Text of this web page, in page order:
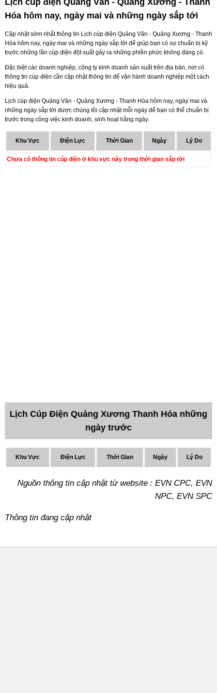
Lịch cúp điện Quảng Văn - Quảng Xương - Thanh
Hóa hôm nay, ngày mai và những ngày sắp tới
Cập nhật sớm nhất thông tin Lịch cúp điện Quảng Văn - Quảng Xương - Thanh
Hóa hôm nay, ngày mai và những ngày sắp tới để giúp bạn có sự chuẩn bị kỹ
trước những lần cúp điện đột xuất gây ra những phiền phức không đáng có.
Đặc biệt các doanh nghiệp, công ty kinh doanh sản xuất trên địa bàn, nơi có
thông tin cúp điện cần cập nhật thông tin để vận hành doanh nghiệp một cách
hiệu quả.
Lịch cúp điện Quảng Văn - Quảng Xương - Thanh Hóa hôm nay, ngày mai và
những ngày sắp tới được chúng tôi cập nhật mỗi ngày để bạn có thể chuẩn bị
trước trong công việc kinh doanh, sinh hoạt hằng ngày.
Khu Vực Điện Lực Thời Gian Ngày Lý Do
Chưa có thông tin cúp điện ở khu vực này trong thời gian sắp tới
Lịch Cúp Điện Quảng Xương Thanh Hóa những
ngày trước
Khu Vực Điện Lực Thời Gian Ngày Lý Do
Nguồn thông tin cập nhật từ website : EVN CPC, EVN
NPC, EVN SPC
Thông tin đang cập nhật